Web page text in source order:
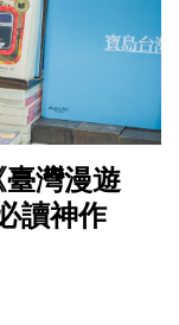
臺灣漫遊
讀神作